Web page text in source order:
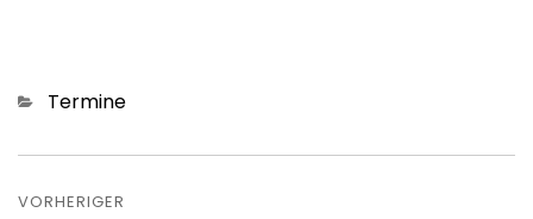
Kategorien
Termine
VORHERIGER